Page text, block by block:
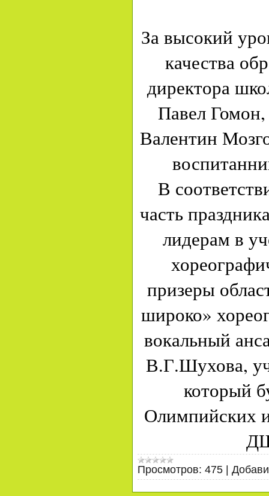
За высокий
качества
директора
Павел
Валентин
В
часть
лидерам в
призеры
широко»
вокальный
В.Г.Шухова,
который
Олимпийских
Просмотров: 475